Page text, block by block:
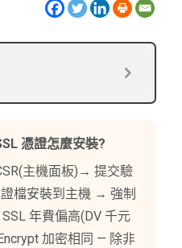
憑證怎麼安裝?
主機面板)→ 提交驗
檔安裝到主機 → 強制
年費偏高(DV 千元
加密相同 — 除非